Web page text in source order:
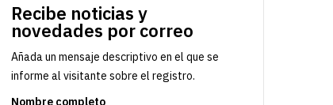
Recibe noticias y
novedades por correo
Añada un mensaje descriptivo en el que se
informe al visitante sobre el registro.
Nombre completo